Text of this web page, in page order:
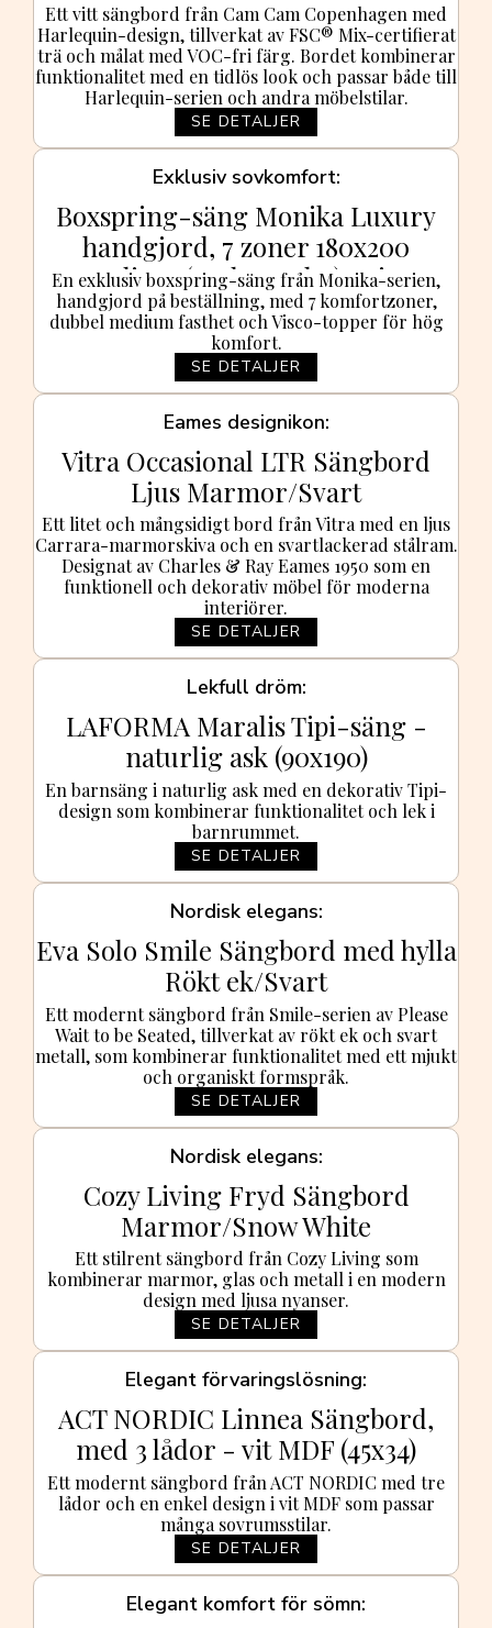
Ett vitt sängbord från Cam Cam Copenhagen med
Harlequin-design, tillverkat av FSC® Mix-certifierat
trä och målat med VOC-fri färg. Bordet kombinerar
funktionalitet med en tidlös look och passar både till
Harlequin-serien och andra möbelstilar.
SE DETALJER
Exklusiv sovkomfort
Boxspring-säng Monika Luxury
handgjord, 7 zoner 180x200
Medium (under 80 kg) Beige
Medium
En exklusiv boxspring-säng från Monika-serien,
handgjord på beställning, med 7 komfortzoner,
dubbel medium fasthet och Visco-topper för hög
komfort.
SE DETALJER
Eames designikon
Vitra Occasional LTR Sängbord
Ljus Marmor/Svart
Ett litet och mångsidigt bord från Vitra med en ljus
Carrara-marmorskiva och en svartlackerad stålram.
Designat av Charles & Ray Eames 1950 som en
funktionell och dekorativ möbel för moderna
interiörer.
SE DETALJER
Lekfull dröm
LAFORMA Maralis Tipi-säng -
naturlig ask (90x190)
En barnsäng i naturlig ask med en dekorativ Tipi-
design som kombinerar funktionalitet och lek i
barnrummet.
SE DETALJER
Nordisk elegans
Eva Solo Smile Sängbord med hylla
Rökt ek/Svart
Ett modernt sängbord från Smile-serien av Please
Wait to be Seated, tillverkat av rökt ek och svart
metall, som kombinerar funktionalitet med ett mjukt
och organiskt formspråk.
SE DETALJER
Nordisk elegans
Cozy Living Fryd Sängbord
Marmor/Snow White
Ett stilrent sängbord från Cozy Living som
kombinerar marmor, glas och metall i en modern
design med ljusa nyanser.
SE DETALJER
Elegant förvaringslösning
ACT NORDIC Linnea Sängbord,
med 3 lådor - vit MDF (45x34)
Ett modernt sängbord från ACT NORDIC med tre
lådor och en enkel design i vit MDF som passar
många sovrumsstilar.
SE DETALJER
Elegant komfort för sömn